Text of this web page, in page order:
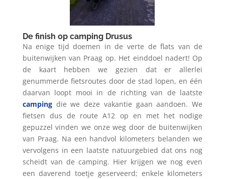
De finish op camping Drusus
Na enige tijd doemen in de verte de flats van de
buitenwijken van Praag op. Het einddoel nadert! Op
de kaart hebben we gezien dat er allerlei
genummerde fietsroutes door de stad lopen, en één
daarvan loopt mooi in de richting van de laatste
campingdie we deze vakantie gaan aandoen. We
fietsen dus de route A12 op en met het nodige
gepuzzel vinden we onze weg door de buitenwijken
van Praag. Na een handvol kilometers belanden we
vervolgens in een laatste natuurgebied dat ons nog
scheidt van de camping. Hier krijgen we nog even
een daverend toetje geserveerd; enkele kilometers